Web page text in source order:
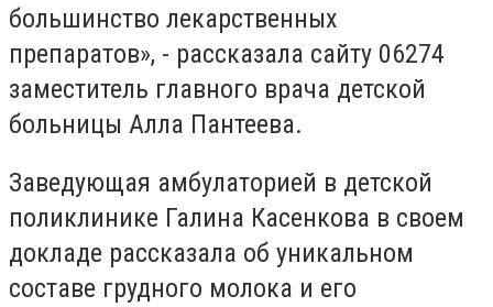
большинство лекарственных
препаратов», - рассказала сайту 06274
заместитель главного врача детской
больницы Алла Пантеева.
Заведующая амбулаторией в детской
поликлинике Галина Касенкова в своем
докладе рассказала об уникальном
составе грудного молока и его